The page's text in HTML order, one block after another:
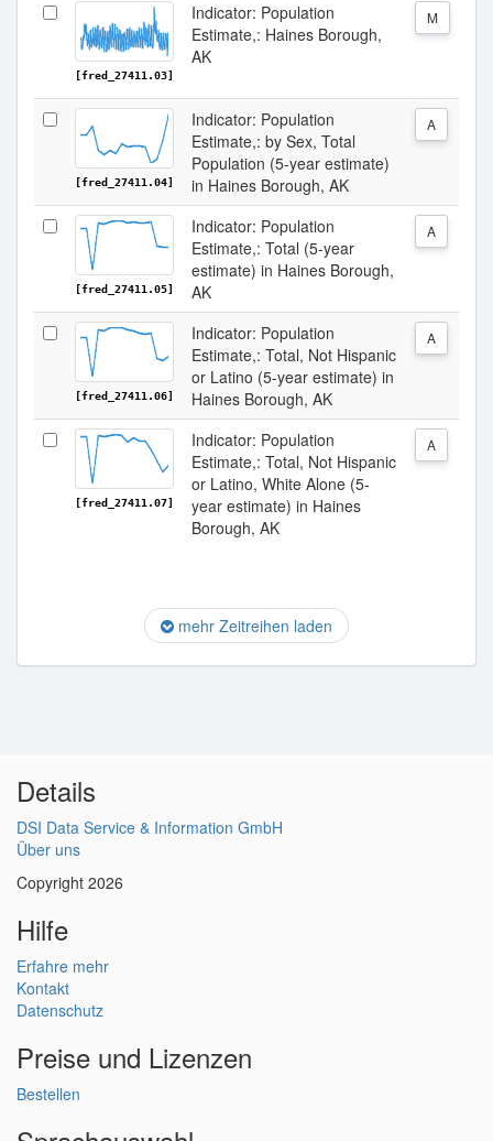
[fred_27411.03]
Indicator: Population
Estimate,: Haines Borough,
AK
M
[fred_27411.04]
Indicator: Population
Estimate,: by Sex, Total
Population (5-year estimate)
in Haines Borough, AK
A
[fred_27411.05]
Indicator: Population
Estimate,: Total (5-year
estimate) in Haines Borough,
AK
A
[fred_27411.06]
Indicator: Population
Estimate,: Total, Not Hispanic
or Latino (5-year estimate) in
Haines Borough, AK
A
[fred_27411.07]
Indicator: Population
Estimate,: Total, Not Hispanic
or Latino, White Alone (5-
year estimate) in Haines
Borough, AK
A
mehr Zeitreihen laden
Details
DSI Data Service & Information GmbH
Über uns
Copyright 2026
Hilfe
Erfahre mehr
Kontakt
Datenschutz
Preise und Lizenzen
Bestellen